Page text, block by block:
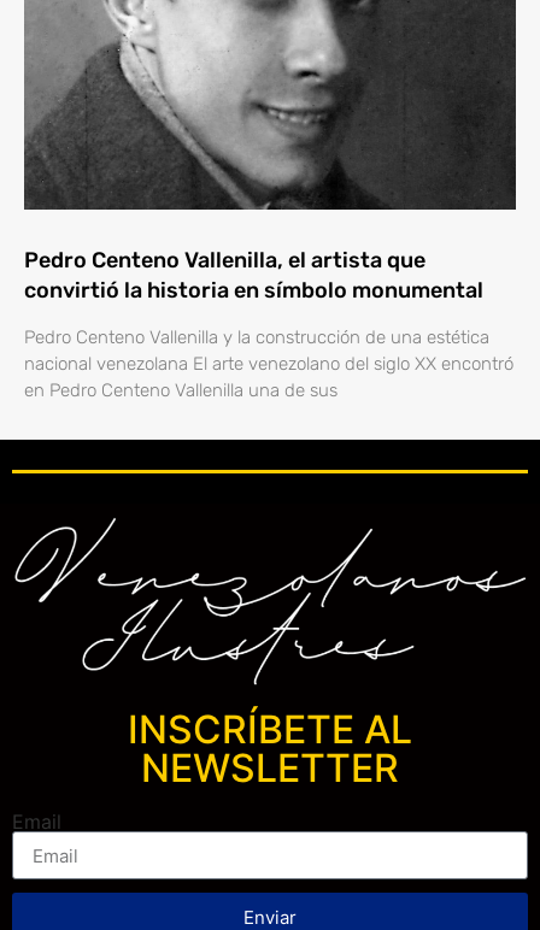
Pedro Centeno Vallenilla, el artista que
convirtió la historia en símbolo monumental
Pedro Centeno Vallenilla y la construcción de una estética
nacional venezolana El arte venezolano del siglo XX encontró
en Pedro Centeno Vallenilla una de sus
INSCRÍBETE AL
NEWSLETTER
Email
Enviar